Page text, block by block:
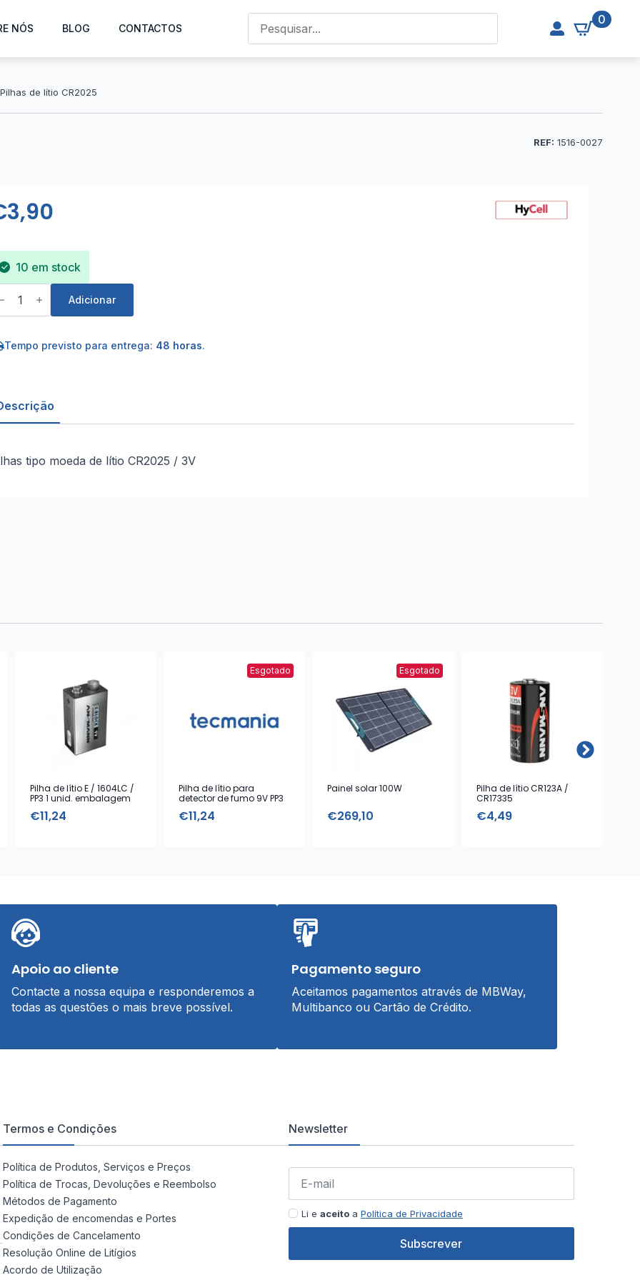
NÓS BLOG CONTACTOS
0
Pilhas de lítio CR2025
REF: 1516-0027
3,90
10 em stock
Adicionar
Tempo previsto para entrega: 48 horas.
tipo moeda de lítio CR2025 / 3V
Pilha de lítio E / 1604LC /
PP3 1 unid. embalagem
€11,24
Esgotado
Pilha de lítio para
detector de fumo 9V PP3
€11,24
Esgotado
Painel solar 100W
€269,10
Pilha de lítio CR123A /
CR17335
€4,49
Apoio ao cliente
Contacte a nossa equipa e responderemos a
todas as questões o mais breve possível.
Pagamento seguro
Aceitamos pagamentos através de MBWay,
Multibanco ou Cartão de Crédito.
Termos e Condições
Política de Produtos, Serviços e Preços
Política de Trocas, Devoluções e Reembolso
Métodos de Pagamento
Expedição de encomendas e Portes
Condições de Cancelamento
Resolução Online de Litígios
Acordo de Utilização
Newsletter
Li e aceitoa Política de Privacidade
Subscrever